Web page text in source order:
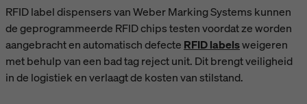
RFID label dispensers van Weber Marking Systems kunnen
de geprogrammeerde RFID chips testen voordat ze worden
aangebracht en automatisch defecte RFID labelsweigeren
met behulp van een bad tag reject unit. Dit brengt veiligheid
in de logistiek en verlaagt de kosten van stilstand.